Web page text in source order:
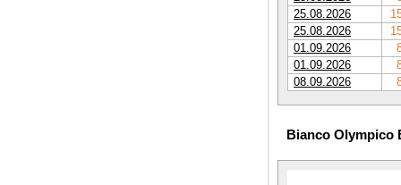
25.08.2026
25.08.2026
01.09.2026
01.09.2026
08.09.2026
Bianco Olympico